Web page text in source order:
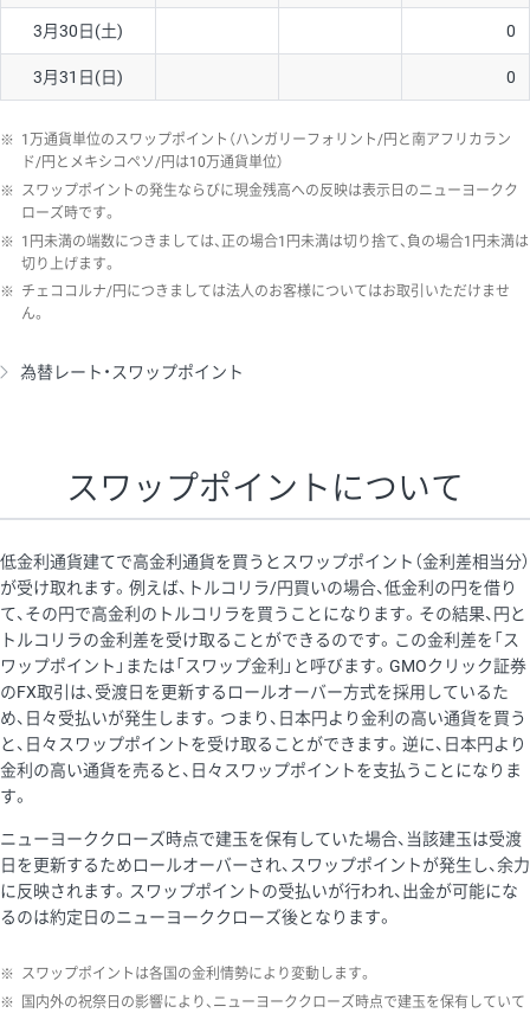
3月30日(土) 0
3月31日(日) 0
※ 1万通貨単位のスワップポイント（ハンガリーフォリント/円と南アフリカラン
ド/円とメキシコペソ/円は10万通貨単位）
※ スワップポイントの発生ならびに現金残高への反映は表示日のニューヨークク
ローズ時です。
※ 1円未満の端数につきましては、正の場合1円未満は切り捨て、負の場合1円未満は
切り上げます。
※ チェココルナ/円につきましては法人のお客様についてはお取引いただけませ
ん。
為替レート・スワップポイント
スワップポイントについて
低金利通貨建てで高金利通貨を買うとスワップポイント（金利差相当分）
が受け取れます。例えば、トルコリラ/円買いの場合、低金利の円を借り
て、その円で高金利のトルコリラを買うことになります。その結果、円と
トルコリラの金利差を受け取ることができるのです。この金利差を「ス
ワップポイント」または「スワップ金利」と呼びます。GMOクリック証券
のFX取引は、受渡日を更新するロールオーバー方式を採用しているた
め、日々受払いが発生します。つまり、日本円より金利の高い通貨を買う
と、日々スワップポイントを受け取ることができます。逆に、日本円より
金利の高い通貨を売ると、日々スワップポイントを支払うことになりま
す。
ニューヨーククローズ時点で建玉を保有していた場合、当該建玉は受渡
日を更新するためロールオーバーされ、スワップポイントが発生し、余力
に反映されます。スワップポイントの受払いが行われ、出金が可能にな
るのは約定日のニューヨーククローズ後となります。
※ スワップポイントは各国の金利情勢により変動します。
※
国内外の祝祭日の影響により、ニューヨーククローズ時点で建玉を保有していて